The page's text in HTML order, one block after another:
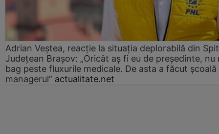
Adrian Veștea, reacție la situația deplorabilă din
Județean Brașov: „Oricât aș fi eu de președinte, nu
bag peste fluxurile medicale. De asta a făcut școală
managerul” actualitate.net